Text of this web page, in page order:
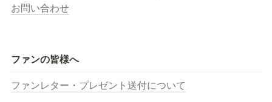
お問い合わせ
ファンの皆様へ
ファンレター・プレゼント送付について